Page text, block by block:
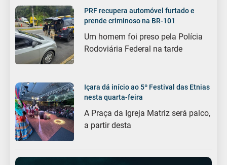
PRF recupera automóvel furtado e
prende criminoso na BR-101
Um homem foi preso pela Polícia
Rodoviária Federal na tarde
Içara dá início ao 5º Festival das Etnias
nesta quarta-feira
A Praça da Igreja Matriz será palco,
a partir desta